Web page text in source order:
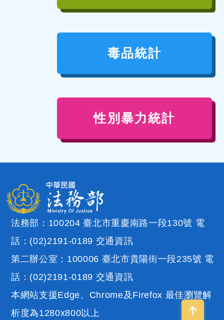
毒品統計
性別暴力統計
法務部：100204 臺北市重慶南路一段130號 電
話：(02)2191-0189 交通資訊
第二辦公室：100006 臺北市貴陽街一段235號 電
話：(02)2191-0189 交通資訊
本網站支援Edge、Chrome及Firefox 最佳瀏覽解
析度為1280x800以上